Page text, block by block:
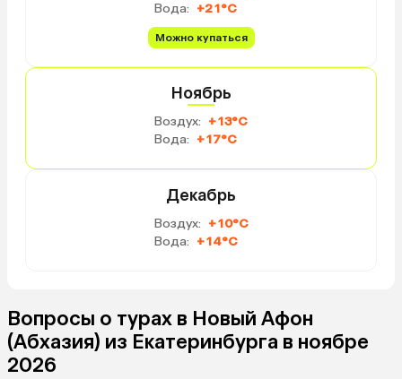
Вода: +21°C
Можно купаться
Ноябрь
Воздух: +13°C
Вода: +17°C
Декабрь
Воздух: +10°C
Вода: +14°C
Вопросы о турах в Новый Афон
(Абхазия) из Екатеринбурга в ноябре
2026